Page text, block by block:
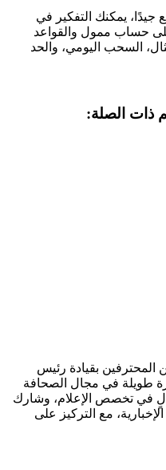
جيدًا، يمكنك التفكير في
حساب ممول والقواعد
السحب اليومي، والحد
ذات الصلة:
المحترفين بقيادة رئيس
طويلة في مجال الصحافة
في تخصص الإعلام، وشارك
مع التركيز على